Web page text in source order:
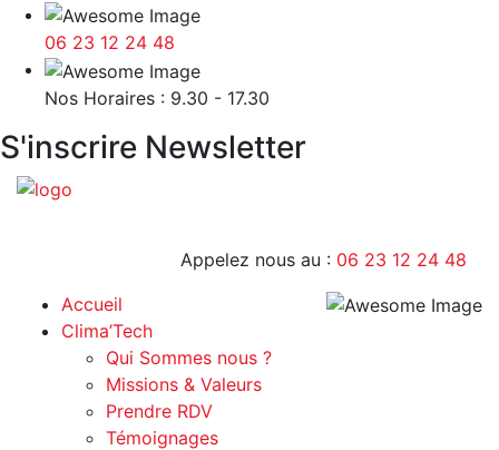
06 23 12 24 48
Nos Horaires : 9.30 - 17.30
S'inscrire Newsletter
Appelez nous au : 06 23 12 24 48
Accueil
Clima’Tech
Qui Sommes nous ?
Missions & Valeurs
Prendre RDV
Témoignages